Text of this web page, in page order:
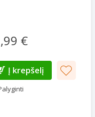
€
Į krepšelį